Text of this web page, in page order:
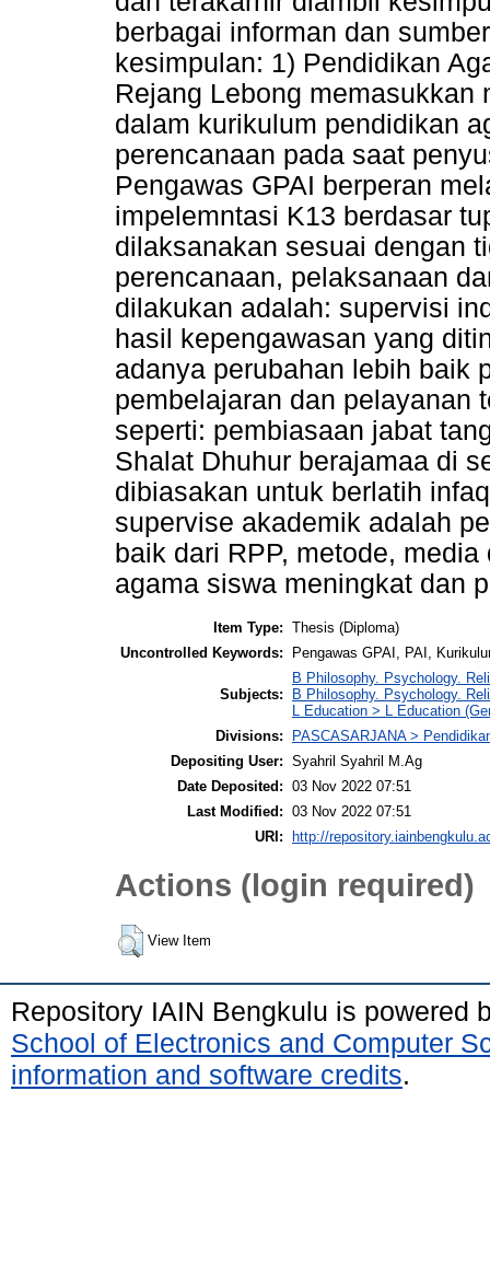
berbagai informan dan
kesimpulan: 1) Pendidikan
Rejang Lebong
dalam kurikulum pendidikan
perencanaan pada saat
Pengawas GPAI berperan
impelemntasi K13 berdasar
dilaksanakan sesuai dengan
perencanaan, pelaksanaan
dilakukan adalah: supervisi
hasil kepengawasan yang
adanya perubahan lebih baik
pembelajaran dan pelayanan
seperti: pembiasaan jabat
Shalat Dhuhur berajamaa di
dibiasakan untuk berlatih
supervise akademik adalah
baik dari RPP, metode,
agama siswa meningkat dan
Item Type: Thesis (Diploma)
Uncontrolled Keywords:
Pengawas GPAI, PAI,
Subjects:
B Philosophy. Psychology.
B Philosophy. Psychology.
L Education > L Education
Divisions:
PASCASARJANA >
Depositing User: Syahril Syahril M.Ag
Date Deposited: 03 Nov 2022 07:51
Last Modified: 03 Nov 2022 07:51
URI:
http://
Actions (login required)
View Item
Repository IAIN Bengkulu is powered
School of Electronics and Computer
information and software credits.